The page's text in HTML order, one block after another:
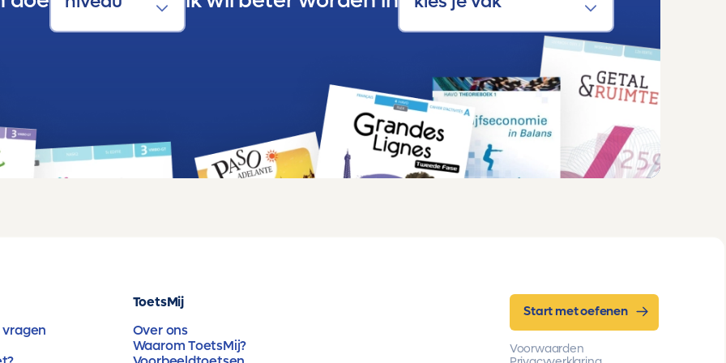
ToetsMij
Over ons
Waarom ToetsMij?
Start met oefenen
Voorwaarden